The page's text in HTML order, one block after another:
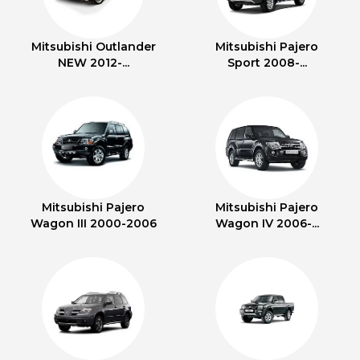
Mitsubishi Outlander
NEW 2012-...
Mitsubishi Pajero
Sport 2008-...
Mitsubishi Pajero
Wagon III 2000-2006
Mitsubishi Pajero
Wagon IV 2006-...